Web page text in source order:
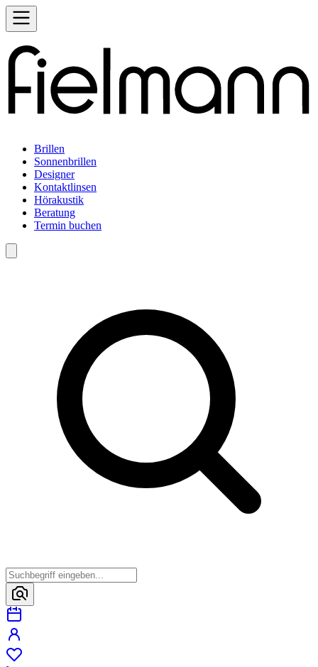
Brillen
Sonnenbrillen
Designer
Kontaktlinsen
Hörakustik
Beratung
Termin buchen